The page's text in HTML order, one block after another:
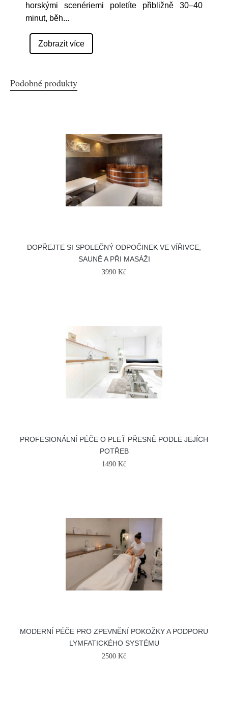
horskými scenériemi poletíte přibližně 30–40
minut, běh...
Zobrazit více
Podobné produkty
DOPŘEJTE SI SPOLEČNÝ ODPOČINEK VE VÍŘIVCE,
SAUNĚ A PŘI MASÁŽI
3990 Kč
PROFESIONÁLNÍ PÉČE O PLEŤ PŘESNĚ PODLE JEJÍCH
POTŘEB
1490 Kč
MODERNÍ PÉČE PRO ZPEVNĚNÍ POKOŽKY A PODPORU
LYMFATICKÉHO SYSTÉMU
2500 Kč